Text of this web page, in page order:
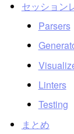
セッション
Parsers
Linters
Testing
まとめ